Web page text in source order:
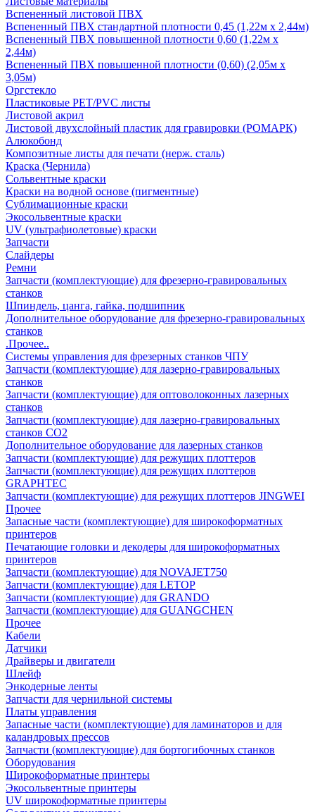
Вспененный листовой ПВХ
Вспененный ПВХ стандартной плотности 0,45 (1,22м х 2,44м)
Вспененный ПВХ повышенной плотности 0,60 (1,22м х
2,44м)
Вспененный ПВХ повышенной плотности (0,60) (2,05м х
3,05м)
Оргстекло
Пластиковые PET/PVC листы
Листовой акрил
Листовой двухслойный пластик для гравировки (РОМАРК)
Алюкобонд
Композитные листы для печати (нерж. сталь)
Краска (Чернила)
Сольвентные краски
Краски на водной основе (пигментные)
Сублимационные краски
Экосольвентные краски
UV (ультрафиолетовые) краски
Запчасти
Слайдеры
Ремни
Запчасти (комплектующие) для фрезерно-гравировальных
станков
Шпиндель, цанга, гайка, подшипник
Дополнительное оборудование для фрезерно-гравировальных
станков
.Прочее..
Системы управления для фрезерных станков ЧПУ
Запчасти (комплектующие) для лазерно-гравировальных
станков
Запчасти (комплектующие) для оптоволоконных лазерных
станков
Запчасти (комплектующие) для лазерно-гравировальных
станков CO2
Дополнительное оборудование для лазерных станков
Запчасти (комплектующие) для режущих плоттеров
Запчасти (комплектующие) для режущих плоттеров
GRAPHTEC
Запчасти (комплектующие) для режущих плоттеров JINGWEI
Прочее
Запасные части (комплектующие) для широкоформатных
принтеров
Печатающие головки и декодеры для широкоформатных
принтеров
Запчасти (комплектующие) для NOVAJET750
Запчасти (комплектующие) для LETOP
Запчасти (комплектующие) для GRANDO
Запчасти (комплектующие) для GUANGCHEN
Прочее
Кабели
Датчики
Драйверы и двигатели
Шлейф
Энкодерные ленты
Запчасти для чернильной системы
Платы управления
Запасные части (комплектующие) для ламинаторов и для
каландровых прессов
Запчасти (комплектующие) для бортогибочных станков
Оборудования
Широкоформатные принтеры
Экосольвентные принтеры
UV широкоформатные принтеры